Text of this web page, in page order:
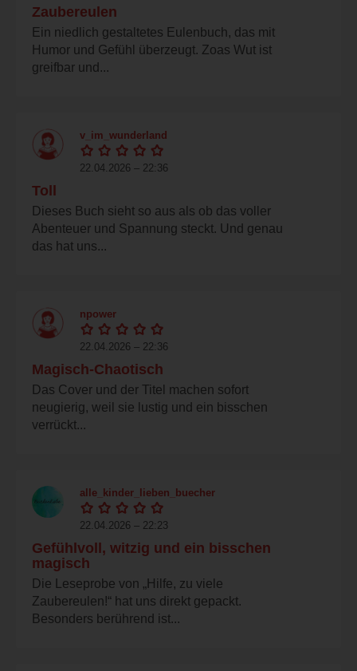
Zaubereulen
Ein niedlich gestaltetes Eulenbuch, das mit
Humor und Gefühl überzeugt. Zoas Wut ist
greifbar und...
v_im_wunderland
22.04.2026 – 22:36
Toll
Dieses Buch sieht so aus als ob das voller
Abenteuer und Spannung steckt. Und genau
das hat uns...
npower
22.04.2026 – 22:36
Magisch-Chaotisch
Das Cover und der Titel machen sofort
neugierig, weil sie lustig und ein bisschen
verrückt...
alle_kinder_lieben_buecher
22.04.2026 – 22:23
Gefühlvoll, witzig und ein bisschen
magisch
Die Leseprobe von „Hilfe, zu viele
Zaubereulen!“ hat uns direkt gepackt.
Besonders berührend ist...